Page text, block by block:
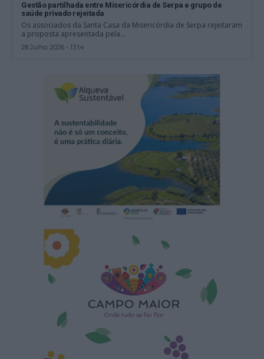
Gestão partilhada entre Misericórdia de Serpa e grupo de
saúde privado rejeitada
Os associados da Santa Casa da Misericórdia de Serpa rejeitaram
a proposta apresentada pela...
28 Julho, 2026 - 13:14